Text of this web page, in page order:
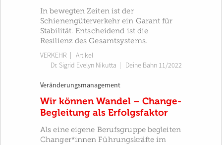
In bewegten Zeiten ist der
Schienengüterverkehr ein Garant für
Stabilität. Entscheidend ist die
Resilienz des Gesamtsystems.
VERKEHR | Artikel
Dr. Sigrid Evelyn Nikutta
Deine Bahn 11/2022
Veränderungsmanagement
Wir können Wandel – Change-
Begleitung als Erfolgsfaktor
Als eine eigene Berufsgruppe begleiten
Changer*innen Führungskräfte im